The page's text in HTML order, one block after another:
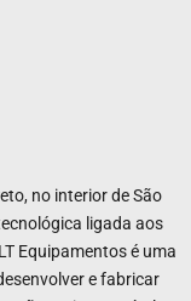
no interior de São
ligada aos
Equipamentos é uma
e fabricar